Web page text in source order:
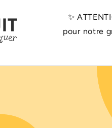
✨️
pour notre